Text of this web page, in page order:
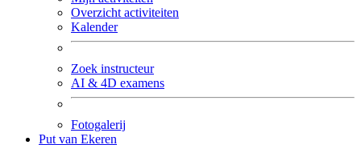
Overzicht activiteiten
Kalender
Zoek instructeur
AI & 4D examens
Fotogalerij
Put van Ekeren